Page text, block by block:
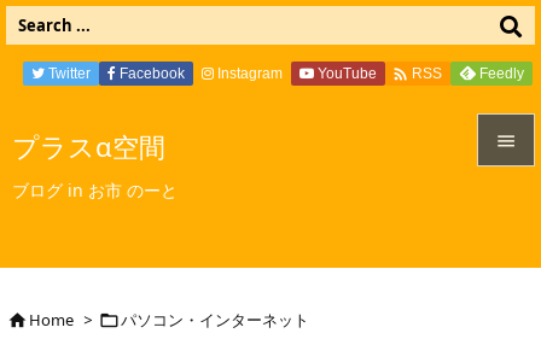
プラスα空間
ブログ in お市 のーと

Twitter Facebook Instagram YouTube  RSS Feedly
Home > パソコン・インターネット